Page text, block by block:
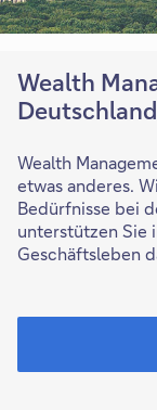
Wealth
Deutschland
Wealth
etwas anderes.
Bedürfnisse bei
unterstützen Sie
Geschäftsleben